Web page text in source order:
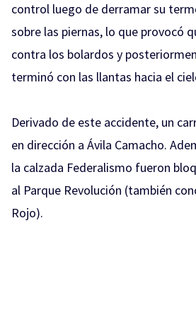
control luego de derramar su
sobre las piernas, lo que provocó
contra los bolardos y
terminó con las llantas hacia el
Derivado de este accidente, un
en dirección a Ávila Camacho.
la calzada Federalismo fueron
al Parque Revolución (también
Rojo).